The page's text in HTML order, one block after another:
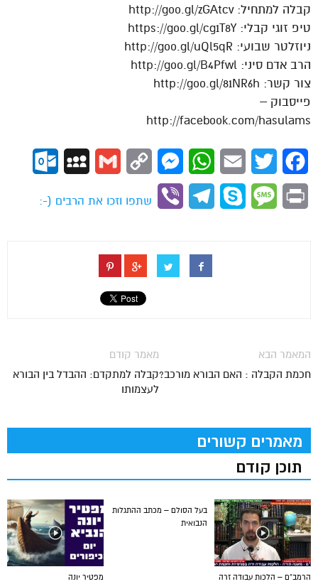
קבלה למתחיל: http://goo.gl/zGAtcv
טיפ זוגי קבלי: https://goo.gl/cg1T8Y
ניוזלטר שבועי: http://goo.gl/uQl5qR
הרב אדם סיני: http://goo.gl/B4Pfwl
צור קשר: http://goo.gl/81NR6h
פייסבוק –
http://facebook.com/hasulams
Facebook
Twitter
Email
WhatsApp
Messenger
Copy
Gmail
MySpace
Print
Message
Skype
Telegram
Viber
שתפו וזכו את הרבים (-:
מאמר קודם
קבלה למתקדם: ההבדל בין הבורא
לעצמותו
המאמר הבא
חכמת הקבלה : האם הבורא מורכב?
מאמרים קשורים
תוכן קודם
מפטיר יונה
בעל הסולם – מכתב ההתגלות
הנבואית
הרמב”ם – הלכות עבודה זרה